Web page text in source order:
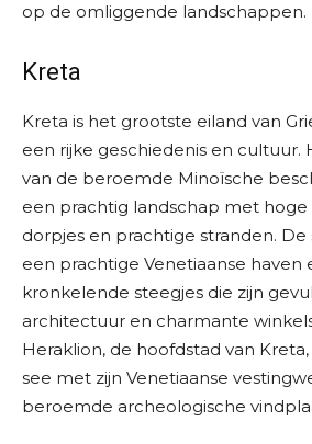
op de omliggende landschappen.
Kreta
Kreta is het grootste eiland van
een rijke geschiedenis en cultuur.
van de beroemde Minoïsche
een prachtig landschap met
dorpjes en prachtige stranden. De
een prachtige Venetiaanse haven
kronkelende steegjes die zijn
architectuur en charmante
Heraklion, de hoofdstad van
see met zijn Venetiaanse
beroemde archeologische